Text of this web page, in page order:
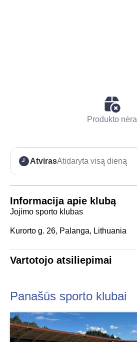
Informacija apie klubą
Jojimo sporto klubas
Kurorto g. 26, Palanga, Lithuania
Vartotojo atsiliepimai
Produkto nėra
AtvirasAtidaryta visą dieną
Panašūs sporto klubai